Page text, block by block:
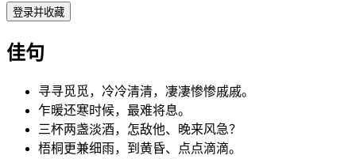
登录并收藏
佳句
寻寻觅觅，冷冷清清，凄凄惨惨戚戚。
乍暖还寒时候，最难将息。
三杯两盏淡酒，怎敌他、晚来风急？
梧桐更兼细雨，到黄昏、点点滴滴。